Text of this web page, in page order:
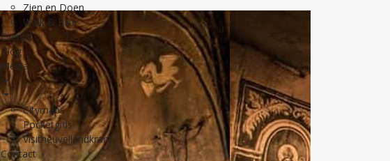
Zien en Doen
Walk & Bike
Events
Blog
Media
Citymaps
Pocketgids
Visitheuvellandkrant
Contact